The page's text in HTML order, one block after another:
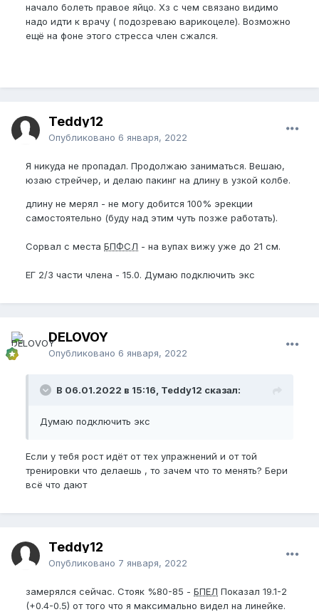
начало болеть правое яйцо. Хз с чем связано видимо
надо идти к врачу ( подозреваю варикоцеле). Возможно
ещё на фоне этого стресса член сжался.
Teddy12
Опубликовано 6 января, 2022
Я никуда не пропадал. Продолжаю заниматься. Вешаю,
юзаю стрейчер, и делаю пакинг на длину в узкой колбе.
длину не мерял - не могу добится 100% эрекции
самостоятельно (буду над этим чуть позже работать).
Сорвал с места БПФСЛ - на вупах вижу уже до 21 см.
ЕГ 2/3 части члена - 15.0. Думаю подключить экс
DELOVOY
Опубликовано 6 января, 2022
В 06.01.2022 в 15:16, Teddy12 сказал:
Думаю подключить экс
Если у тебя рост идёт от тех упражнений и от той
тренировки что делаешь , то зачем что то менять? Бери
всё что дают
Teddy12
Опубликовано 7 января, 2022
замерялся сейчас. Стояк %80-85 - БПЕЛ Показал 19.1-2
(+0.4-0.5) от того что я максимально видел на линейке.